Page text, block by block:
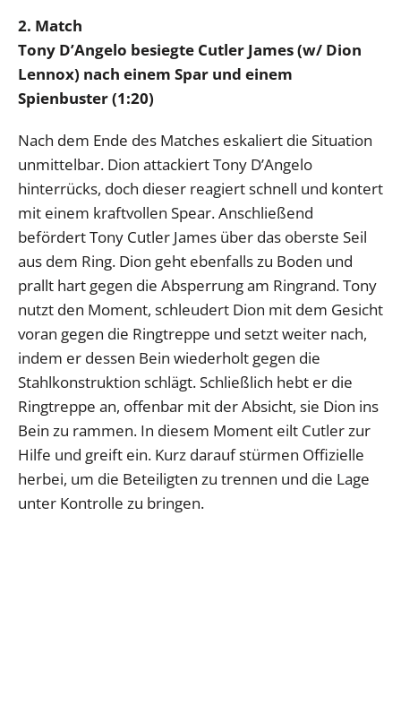
2. Match
Tony D’Angelo besiegte Cutler James (w/ Dion
Lennox) nach einem Spar und einem
Spienbuster (1:20)
Nach dem Ende des Matches eskaliert die Situation
unmittelbar. Dion attackiert Tony D’Angelo
hinterrücks, doch dieser reagiert schnell und kontert
mit einem kraftvollen Spear. Anschließend
befördert Tony Cutler James über das oberste Seil
aus dem Ring. Dion geht ebenfalls zu Boden und
prallt hart gegen die Absperrung am Ringrand. Tony
nutzt den Moment, schleudert Dion mit dem Gesicht
voran gegen die Ringtreppe und setzt weiter nach,
indem er dessen Bein wiederholt gegen die
Stahlkonstruktion schlägt. Schließlich hebt er die
Ringtreppe an, offenbar mit der Absicht, sie Dion ins
Bein zu rammen. In diesem Moment eilt Cutler zur
Hilfe und greift ein. Kurz darauf stürmen Offizielle
herbei, um die Beteiligten zu trennen und die Lage
unter Kontrolle zu bringen.